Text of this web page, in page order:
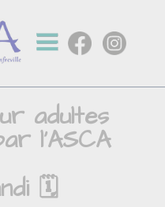
adultes
l'ASCA
🗓️